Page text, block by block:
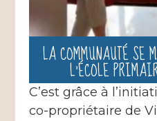
LA COMMUNAUTÉ
L’ÉCOLE
C’est grâce à
co-propriétaire de